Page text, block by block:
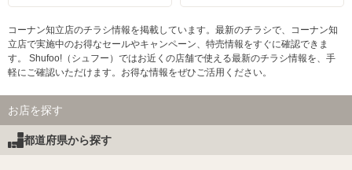
コーナン知立店のチラシ情報を掲載しています。最新のチラシで、コーナン知
立店で実施中のお得なセールやキャンペーン、特売情報をすぐに確認できま
す。 Shufoo!（シュフー）ではお近くの店舗で使える最新のチラシ情報を、手
軽にご確認いただけます。お得な情報をぜひご活用ください。
お店を探す
都道府県から探す